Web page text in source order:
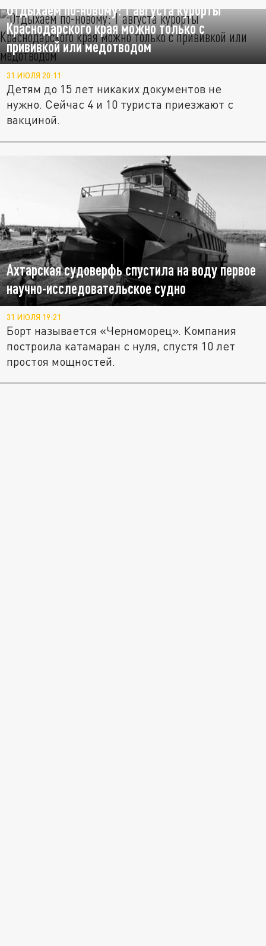
Отдыхаем по-новому: 1 августа курорты
Краснодарского края можно только с
прививкой или медотводом
31 ИЮЛЯ 20:11
Детям до 15 лет никаких документов не
нужно. Сейчас 4 и 10 туриста приезжают с
вакциной.
Ахтарская судоверфь спустила на воду первое
научно-исследовательское судно
31 ИЮЛЯ 19:21
Борт называется «Черноморец». Компания
построила катамаран с нуля, спустя 10 лет
простоя мощностей.